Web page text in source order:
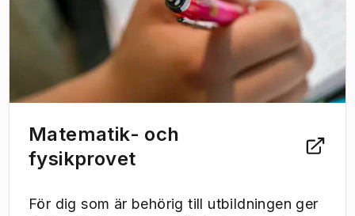
Matematik- och
fysikprovet
För dig som är behörig till utbildningen ger